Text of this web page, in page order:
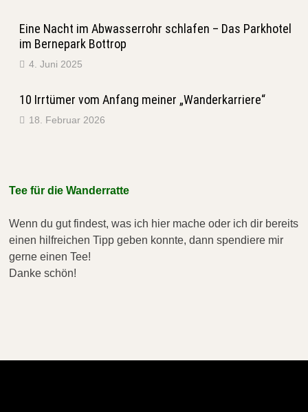
Eine Nacht im Abwasserrohr schlafen – Das Parkhotel
im Bernepark Bottrop
4. Juni 2025
10 Irrtümer vom Anfang meiner „Wanderkarriere“
18. Februar 2026
Tee für die Wanderratte
Wenn du gut findest, was ich hier mache oder ich dir bereits
einen hilfreichen Tipp geben konnte, dann spendiere mir
gerne einen Tee!
Danke schön!